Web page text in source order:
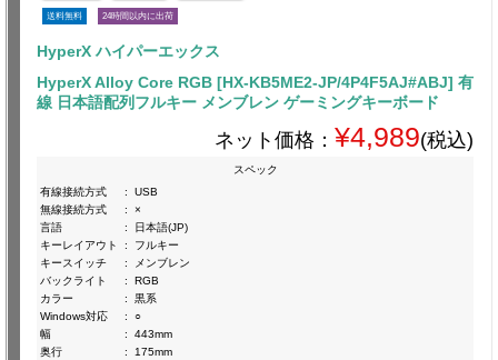
送料無料 24時間以内に出荷
HyperX ハイパーエックス
HyperX Alloy Core RGB [HX-KB5ME2-JP/4P4F5AJ#ABJ] 有
線 日本語配列フルキー メンブレン ゲーミングキーボード
ネット価格： ¥4,989(税込)
スペック
有線接続方式
:
USB
無線接続方式
:
×
言語
:
日本語(JP)
キーレイアウト
:
フルキー
キースイッチ
:
メンブレン
バックライト
:
RGB
カラー
:
黒系
Windows対応
:
○
幅
:
443mm
奥行
:
175mm